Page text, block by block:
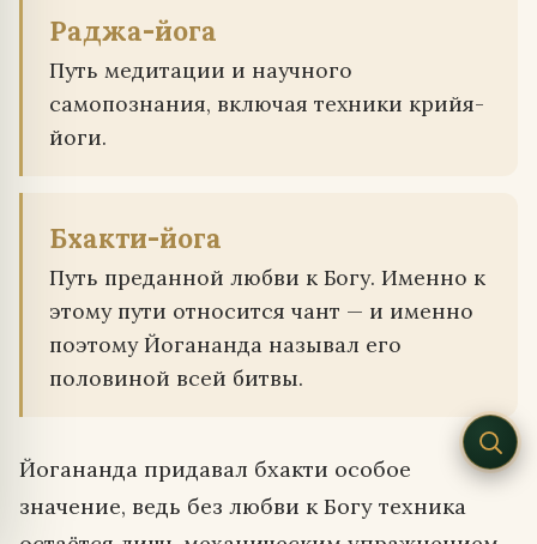
Раджа-йога
Путь медитации и научного
самопознания, включая техники крийя-
йоги.
Бхакти-йога
Путь преданной любви к Богу. Именно к
этому пути относится чант — и именно
поэтому Йогананда называл его
половиной всей битвы.
Йогананда придавал бхакти особое
значение, ведь без любви к Богу техника